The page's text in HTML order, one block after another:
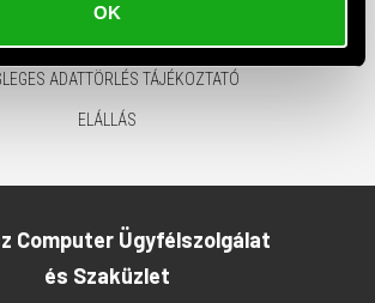
OK
ADATTÖRLÉS TÁJÉKOZTATÓ
ELÁLLÁS
Computer Ügyfélszolgálat
és Szaküzlet